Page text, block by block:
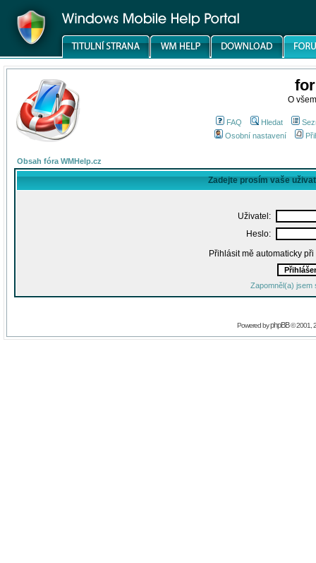
O
FAQ Hledat
Osobní nastavení
Obsah fóra WMHelp.cz
Zadejte prosím vaše
Uživatel:
Heslo:
Přihlásit mě automaticky
Zapomněl(a) jsem
Powered byphpBB© 2001,